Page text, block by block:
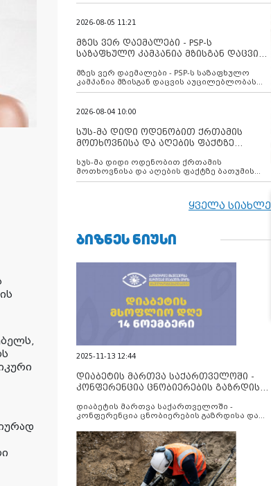
2026-08-05 11:21
მზეს ვერ დაემალები - PSP-ს
საზაფხულო კამპანია მზისგან დაცვის
მზეს ვერ დაემალები - PSP-ს საზაფხულო
კამპანია მზისგან დაცვის აუცილებლობას
გვახსენებს
2026-08-04 10:00
სუს-მა დიდი ოდენობით ქრთამის
მოთხოვნისა და აღების ფაქტზე
დააკავა
სუს-მა დიდი ოდენობით ქრთამის
მოთხოვნისა და აღების ფაქტზე ბათუმის
მერიის თანამშრომელი დააკავა
ყველა სიახლე
ᲑᲘᲖᲜᲔᲡ ᲜᲘᲣᲡᲘ
2025-11-13 12:44
დიაბეტის მართვა საქართველოში -
კონფერენცია ცნობიერების გაზრდისა
დიაბეტის მართვა საქართველოში -
კონფერენცია ცნობიერების გაზრდისა და